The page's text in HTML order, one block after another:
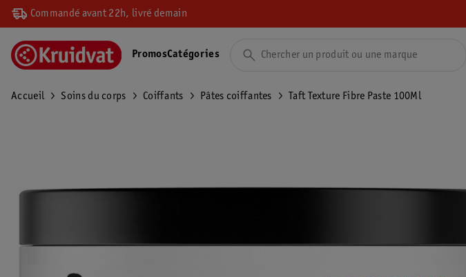
Commandé avant 22h, livré demain
PromosCatégories
Accueil Soins du corps Coiffants Pâtes coiffantes Taft Texture Fibre Paste 100Ml